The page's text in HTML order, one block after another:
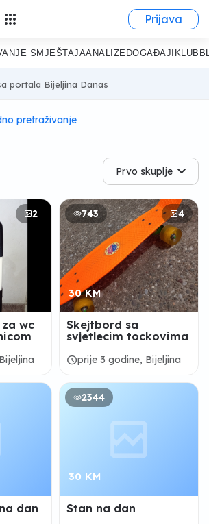
apps Prijava
SMJEŠTAJAANALIZE DOGAĐAJI KLUB
portala Bijeljina Danas
pretraživanje
Prvo skuplje
2
wc
743 4
30 KM
Skejtbord sa
svjetlecim tockovima
scheduleprije 3 godine, Bijeljina
dan
2344
30 KM
Stan na dan